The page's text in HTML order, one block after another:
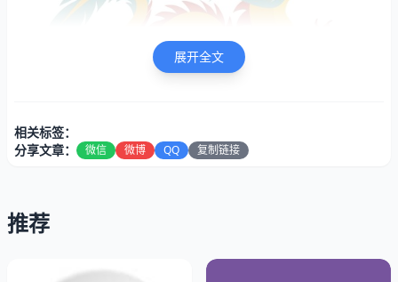
纵使在繁忙之时，其背后总有位默默奉献的助手。无论何时
能给出精准及时的协助与建议。
展开全文
相关标签：
分享文章：
微信 微博 QQ 复制链接
推荐